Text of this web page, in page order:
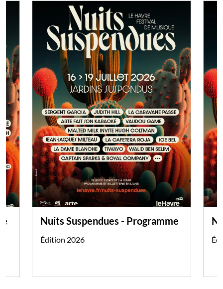
Nuits Suspendues - Programme
Édition 2026